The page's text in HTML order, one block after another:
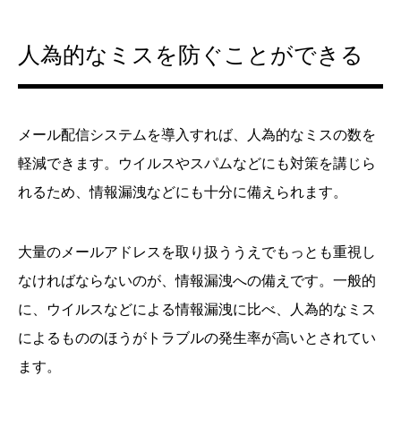
人為的なミスを防ぐことができる
メール配信システムを導入すれば、人為的なミスの数を
軽減できます。ウイルスやスパムなどにも対策を講じら
れるため、情報漏洩などにも十分に備えられます。
大量のメールアドレスを取り扱ううえでもっとも重視し
なければならないのが、情報漏洩への備えです。一般的
に、ウイルスなどによる情報漏洩に比べ、人為的なミス
によるもののほうがトラブルの発生率が高いとされてい
ます。